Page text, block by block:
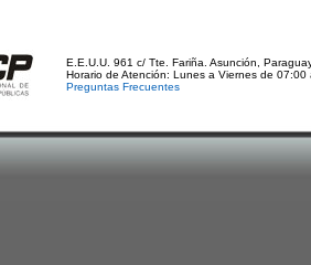
E.E.U.U. 961 c/ Tte. Fariña. Asunción,
Horario de Atención: Lunes a Viernes de 07:00
Preguntas Frecuentes